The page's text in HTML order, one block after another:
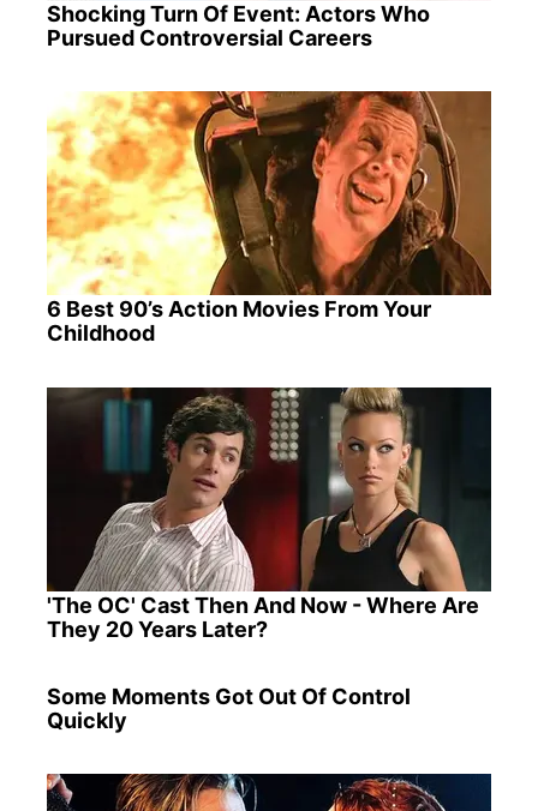
Shocking Turn Of Event: Actors Who
Pursued Controversial Careers
6 Best 90’s Action Movies From Your
Childhood
'The OC' Cast Then And Now - Where Are
They 20 Years Later?
Some Moments Got Out Of Control
Quickly